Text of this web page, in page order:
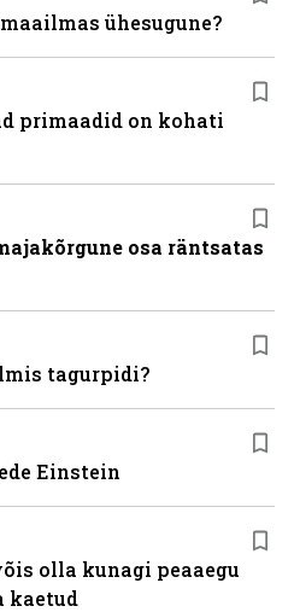
ühesugune?
primaadid on kohati
osa räntsatas
tagurpidi?
Einstein
olla kunagi peaaegu
kaetud